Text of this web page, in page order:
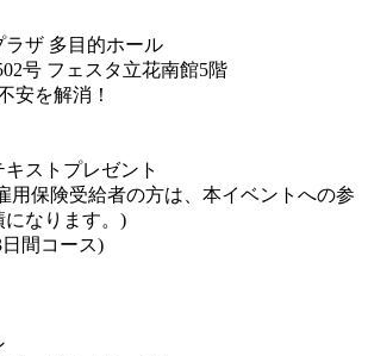
ラザ 多目的ホール
号 フェスタ立花南館5階
ストプレゼント
保険受給者の方は、本イベントへの参
になります。)
間コース)